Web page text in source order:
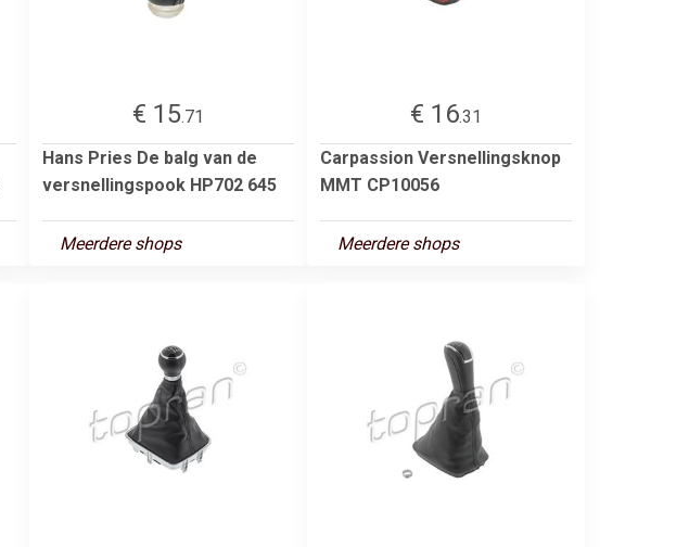
€ 15.71
Hans Pries De balg van de
versnellingspook HP702 645
Meerdere shops
€ 16.31
Carpassion Versnellingsknop
MMT CP10056
Meerdere shops